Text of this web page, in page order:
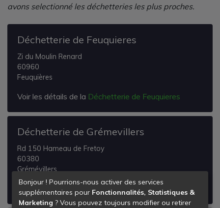
avons selectionné les déchetteries les plus proches.
Déchetterie de Feuquieres
Zi du Moulin Renard
60960
Feuquières
Voir les détails de la Déchetterie de Feuquieres
Déchetterie de Grémevillers
Rd 150 Hameau de Fretoy
60380
Grémévillers
Voir les détails de la Déchetterie de Grémevillers
Bonjour ! Pourrions-nous activer des services
supplémentaires pour Fonctionnalités, Statistiques &
Marketing ? Vous pouvez toujours modifier ou retirer